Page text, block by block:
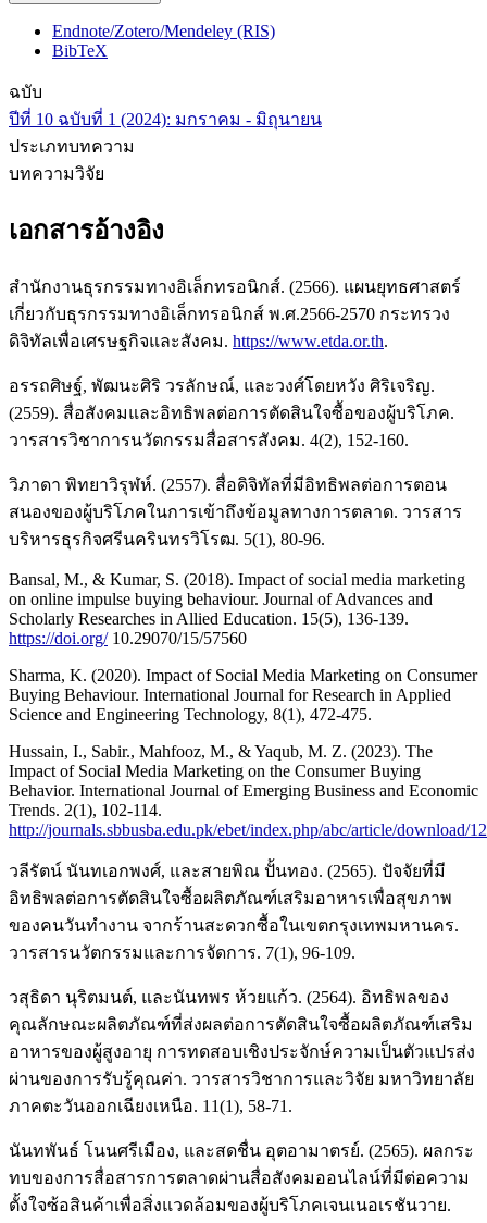
Endnote/Zotero/Mendeley (RIS)
BibTeX
ฉบับ
ปีที่ 10 ฉบับที่ 1 (2024): มกราคม - มิถุนายน
ประเภทบทความ
บทความวิจัย
เอกสารอ้างอิง
สำนักงานธุรกรรมทางอิเล็กทรอนิกส์. (2566). แผนยุทธศาสตร์
เกี่ยวกับธุรกรรมทางอิเล็กทรอนิกส์ พ.ศ.2566-2570 กระทรวง
ดิจิทัลเพื่อเศรษฐกิจและสังคม. https://www.etda.or.th.
อรรถศิษฐ์, พัฒนะศิริ วรลักษณ์, และวงศ์โดยหวัง ศิริเจริญ.
(2559). สื่อสังคมและอิทธิพลต่อการตัดสินใจซื้อของผู้บริโภค.
วารสารวิชาการนวัตกรรมสื่อสารสังคม. 4(2), 152-160.
วิภาดา พิทยาวิรุฬห์. (2557). สื่อดิจิทัลที่มีอิทธิพลต่อการตอน
สนองของผู้บริโภคในการเข้าถึงข้อมูลทางการตลาด. วารสาร
บริหารธุรกิจศรีนครินทรวิโรฒ. 5(1), 80-96.
Bansal, M., & Kumar, S. (2018). Impact of social media marketing
on online impulse buying behaviour. Journal of Advances and
Scholarly Researches in Allied Education. 15(5), 136-139.
https://doi.org/10.29070/15/57560
Sharma, K. (2020). Impact of Social Media Marketing on Consumer
Buying Behaviour. International Journal for Research in Applied
Science and Engineering Technology, 8(1), 472-475.
Hussain, I., Sabir., Mahfooz, M., & Yaqub, M. Z. (2023). The
Impact of Social Media Marketing on the Consumer Buying
Behavior. International Journal of Emerging Business and Economic
Trends. 2(1), 102-114.
http://journals.sbbusba.edu.pk/ebet/index.php/abc/article/download/
วลีรัตน์ นันทเอกพงศ์, และสายพิณ ปั้นทอง. (2565). ปัจจัยที่มี
อิทธิพลต่อการตัดสินใจซื้อผลิตภัณฑ์เสริมอาหารเพื่อสุขภาพ
ของคนวันทำงาน จากร้านสะดวกซื้อในเขตกรุงเทพมหานคร.
วารสารนวัตกรรมและการจัดการ. 7(1), 96-109.
วสุธิดา นุริตมนต์, และนันทพร ห้วยแก้ว. (2564). อิทธิพลของ
คุณลักษณะผลิตภัณฑ์ที่ส่งผลต่อการตัดสินใจซื้อผลิตภัณฑ์เสริม
อาหารของผู้สูงอายุ การทดสอบเชิงประจักษ์ความเป็นตัวแปรส่ง
ผ่านของการรับรู้คุณค่า. วารสารวิชาการและวิจัย มหาวิทยาลัย
ภาคตะวันออกเฉียงเหนือ. 11(1), 58-71.
นันทพันธ์ โนนศรีเมือง, และสดชื่น อุตอามาตรย์. (2565). ผลกระ
ทบของการสื่อสารการตลาดผ่านสื่อสังคมออนไลน์ที่มีต่อความ
ตั้งใจซ้อสินค้าเพื่อสิ่งแวดล้อมของผู้บริโภคเจนเนอเรชันวาย.